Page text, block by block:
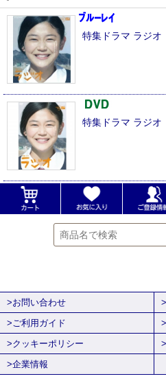
特集ドラマ ラジオ
特集ドラマ ラジオ
>お問い合わせ
>ご利用ガイド
>クッキーポリシー
>企業情報